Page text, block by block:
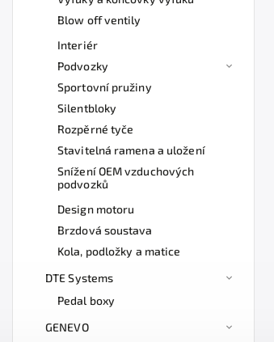
Blow off ventily
Interiér
Podvozky
Sportovní pružiny
Silentbloky
Rozpěrné tyče
Stavitelná ramena a uložení
Snížení OEM vzduchových
podvozků
Design motoru
Brzdová soustava
Kola, podložky a matice
DTE Systems
Pedal boxy
GENEVO